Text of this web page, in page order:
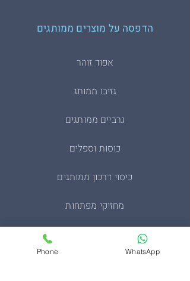
הדפסה על מוצרים ממותגים
אפוד זוהר
גזיבו ממותג
גרביים ממותגים
כוסות וספלים
כיסוי דרכון ממותגים
מחזיקי מפתחות
Phone WhatsApp